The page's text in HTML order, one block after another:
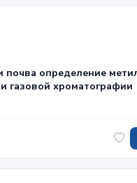
определение
газовой хроматографии